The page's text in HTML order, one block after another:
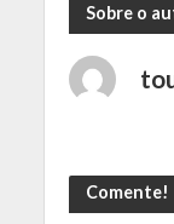
Sobre o
Comente!